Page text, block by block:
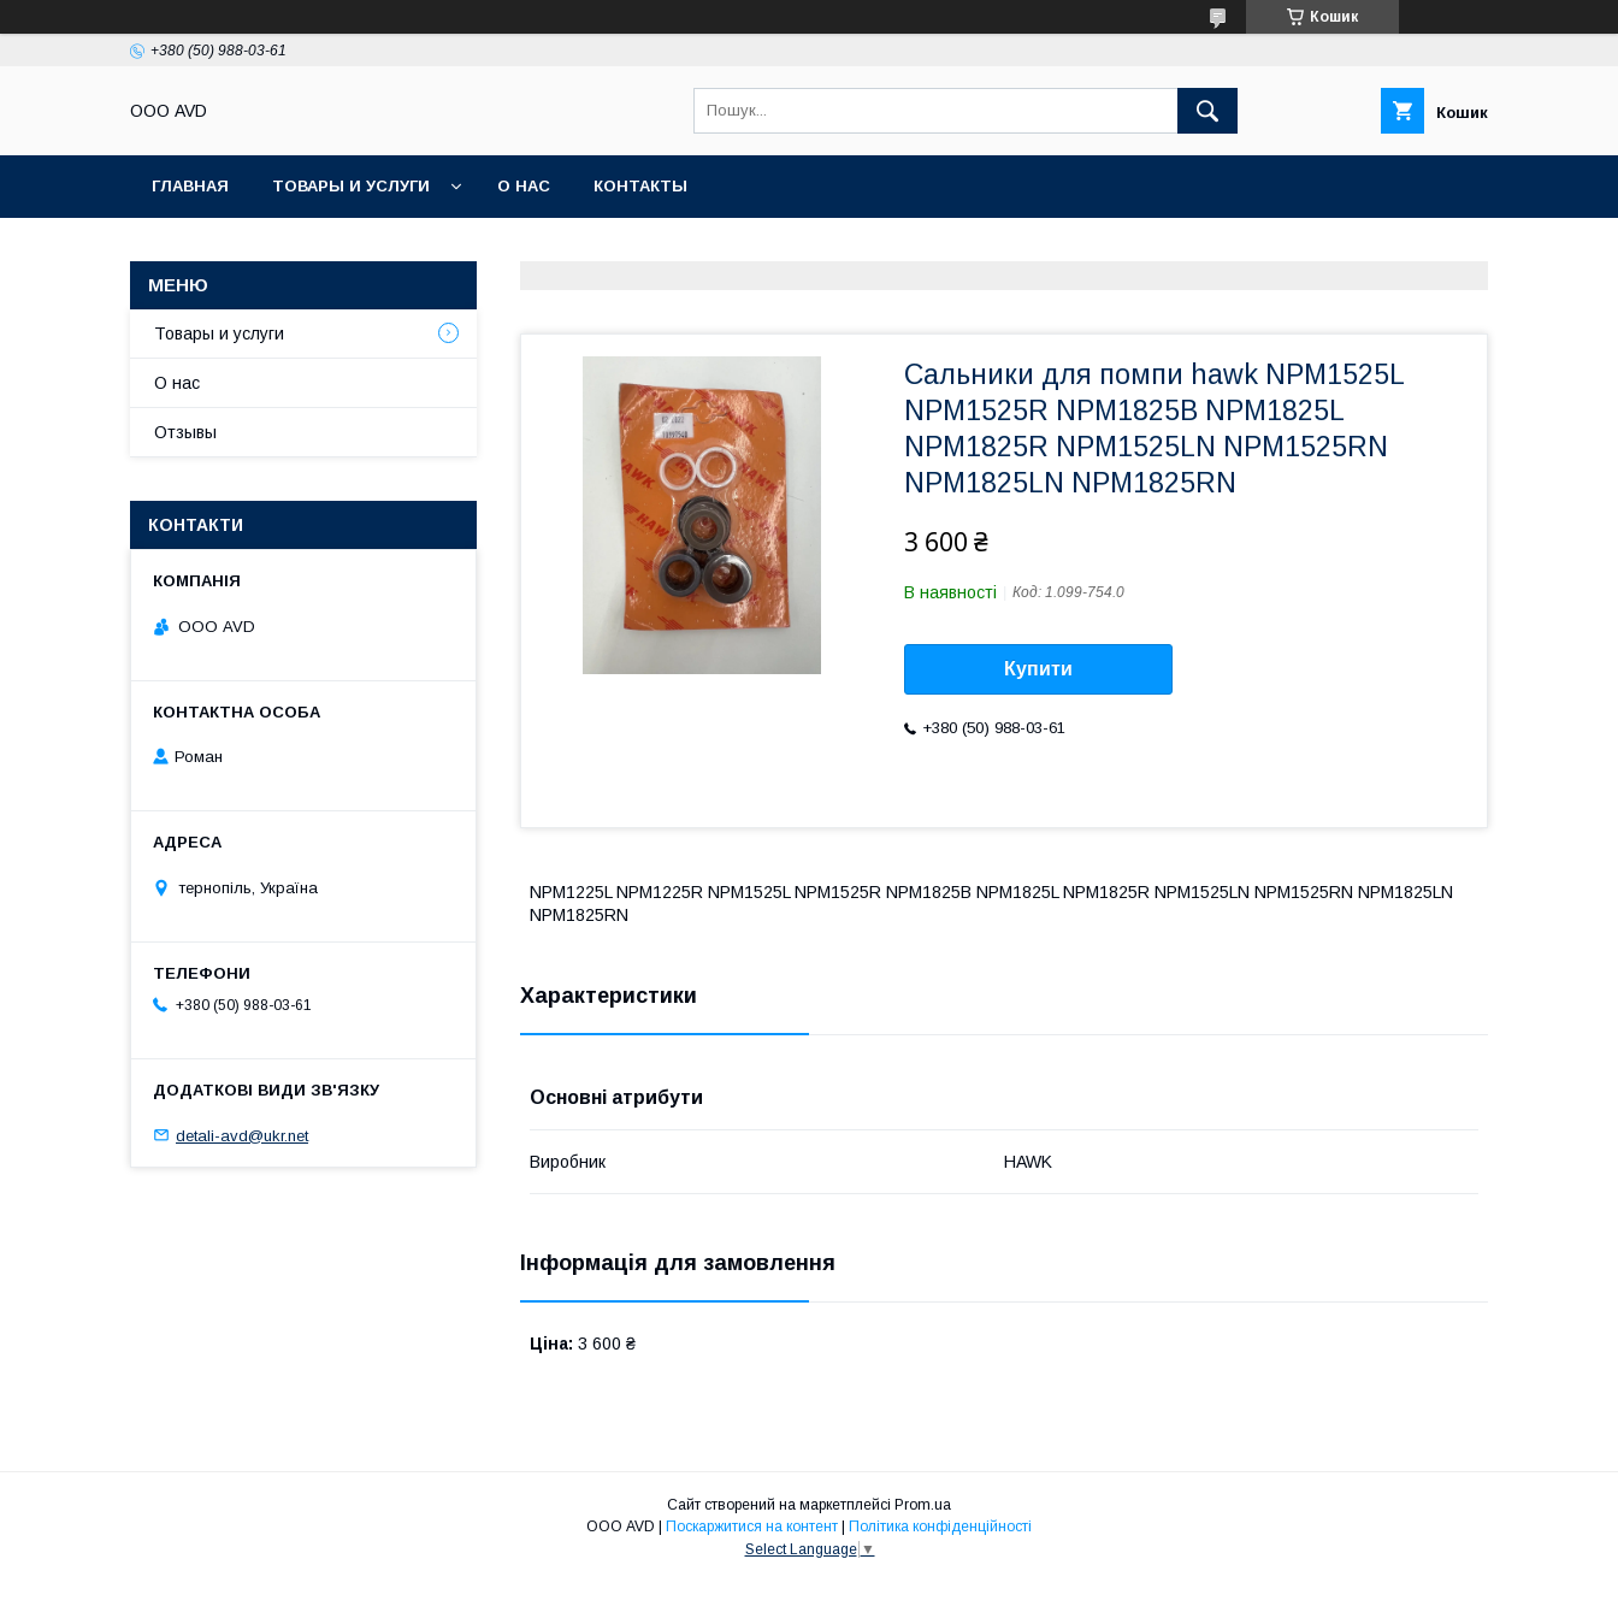
Кошик
+380 (50) 988-03-61
ООО AVD Кошик
ГЛАВНАЯ ТОВАРЫ И УСЛУГИ О НАС КОНТАКТЫ
Сальники для помпи hawk NPM1525L
NPM1525R NPM1825B NPM1825L
NPM1825R NPM1525LN NPM1525RN
NPM1825LN NPM1825RN
3 600 ₴
В наявності Код: 1.099-754.0
Купити
+380 (50) 988-03-61
NPM1225L NPM1225R NPM1525L NPM1525R NPM1825B NPM1825L NPM1825R NPM1525LN NPM1525RN NPM1825LN
NPM1825RN
Характеристики
Основні атрибути
Виробник HAWK
Інформація для замовлення
Ціна: 3 600 ₴
Товары и услуги
О нас
Отзывы
КОНТАКТИ
ООО AVD
Роман
тернопіль, Україна
+380 (50) 988-03-61
detali-avd@ukr.net
Сайт створений на маркетплейсі Prom.ua
Поскаржитися на контент
Політика конфіденційності
Select Language ▼